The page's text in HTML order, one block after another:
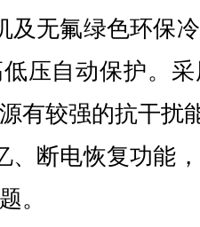
及无氟绿色环保
压自动保护。
有较强的抗干扰
、断电恢复功能
。